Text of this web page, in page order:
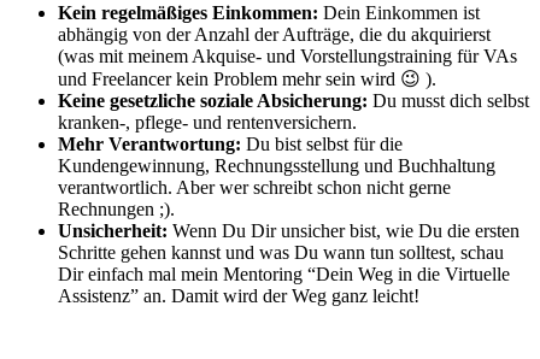
Kein regelmäßiges Einkommen: Dein Einkommen ist
abhängig von der Anzahl der Aufträge, die du akquirierst
(was mit meinem Akquise- und Vorstellungstraining für VAs
und Freelancer kein Problem mehr sein wird 😉 ).
Keine gesetzliche soziale Absicherung: Du musst dich selbst
kranken-, pflege- und rentenversichern.
Mehr Verantwortung: Du bist selbst für die
Kundengewinnung, Rechnungsstellung und Buchhaltung
verantwortlich. Aber wer schreibt schon nicht gerne
Rechnungen ;).
Unsicherheit: Wenn Du Dir unsicher bist, wie Du die ersten
Schritte gehen kannst und was Du wann tun solltest, schau
Dir einfach mal mein Mentoring “Dein Weg in die Virtuelle
Assistenz” an. Damit wird der Weg ganz leicht!